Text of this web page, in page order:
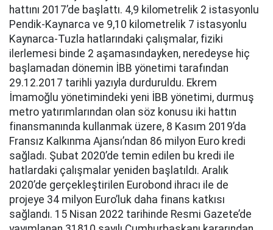
hattını 2017’de başlattı. 4,9 kilometrelik 2 istasyonlu
Pendik-Kaynarca ve 9,10 kilometrelik 7 istasyonlu
Kaynarca-Tuzla hatlarındaki çalışmalar, fiziki
ilerlemesi binde 2 aşamasındayken, neredeyse hiç
başlamadan dönemin İBB yönetimi tarafından
29.12.2017 tarihli yazıyla durduruldu. Ekrem
İmamoğlu yönetimindeki yeni İBB yönetimi, durmuş
metro yatırımlarından olan söz konusu iki hattın
finansmanında kullanmak üzere, 8 Kasım 2019’da
Fransız Kalkınma Ajansı’ndan 86 milyon Euro kredi
sağladı. Şubat 2020’de temin edilen bu kredi ile
hatlardaki çalışmalar yeniden başlatıldı. Aralık
2020’de gerçekleştirilen Eurobond ihracı ile de
projeye 34 milyon Euro’luk daha finans katkısı
sağlandı. 15 Nisan 2022 tarihinde Resmi Gazete’de